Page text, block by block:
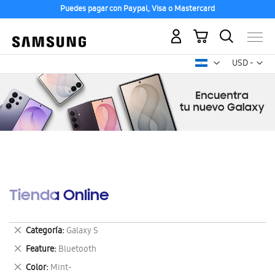
Puedes pagar con Paypal, Visa o Mastercard
USD -
dólar
Mi carrito
Tienda Online
Categoría Galaxy S
Eliminar
este
artículo
Feature Bluetooth
Eliminar
este
Color Mint-
Eliminar